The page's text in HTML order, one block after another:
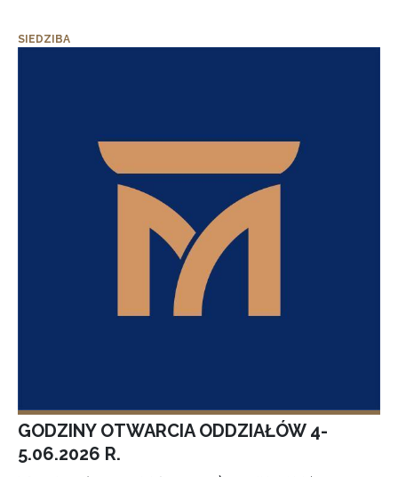
SIEDZIBA
GODZINY OTWARCIA ODDZIAŁÓW 4-
5.06.2026 R.